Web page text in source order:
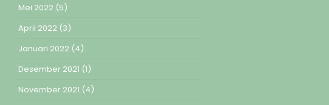
Mei 2022 (5)
April 2022 (3)
Januari 2022 (4)
Desember 2021 (1)
November 2021 (4)